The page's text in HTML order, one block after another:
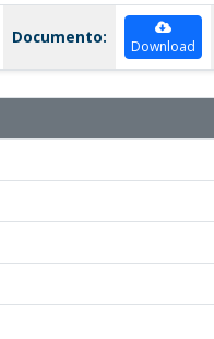
Documento: Download